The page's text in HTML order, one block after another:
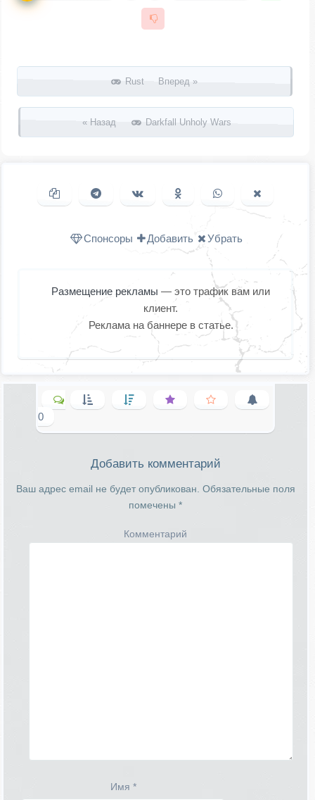
Запись навигация
Rust Вперед »
« Назад Darkfall Unholy Wars
Копировать ссылкуПоделиться в Telegram
Поделиться ВКонтакте
Поделиться в
Одноклассниках
Поделиться в
WhatsAppв X
Спонсоры Добавить Убрать
Размещение рекламы — это трафик вам или
клиент.
Реклама на баннере в статье.
0
Добавить комментарий
Ваш адрес email не будет опубликован. Обязательные поля
помечены *
Комментарий
Имя *